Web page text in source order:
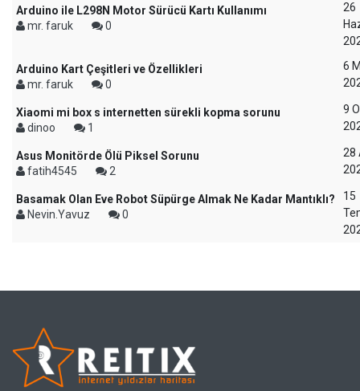
Arduino ile L298N Motor Sürücü Kartı Kullanımı
mr. faruk
0
26
Arduino Kart Çeşitleri ve Özellikleri
mr. faruk
0
6
Xiaomi mi box s internetten sürekli kopma sorunu
dinoo
1
9
Asus Monitörde Ölü Piksel Sorunu
fatih4545
2
28
Basamak Olan Eve Robot Süpürge Almak Ne Kadar Mantıklı?
Nevin.Yavuz
0
15